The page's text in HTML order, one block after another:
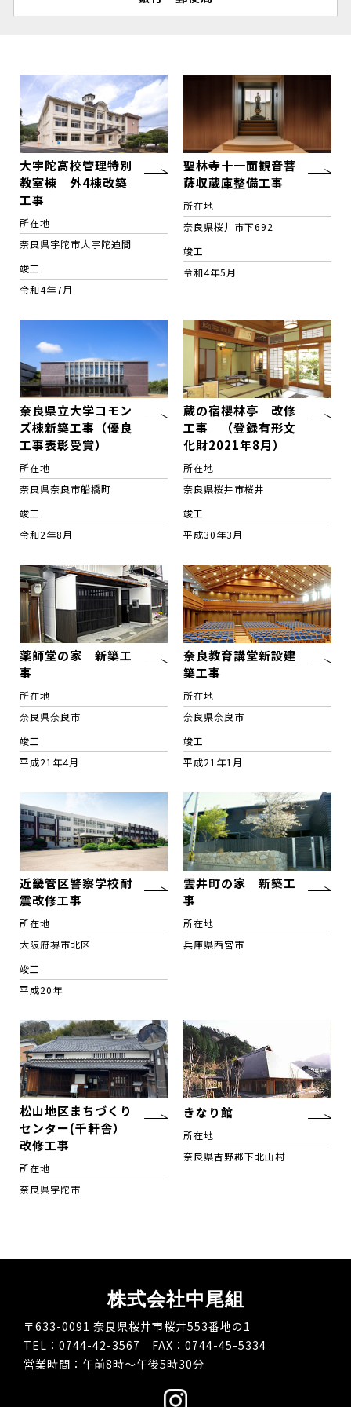
大宇陀高校管理特別
教室棟 外4棟改築
工事
所在地
奈良県宇陀市大宇陀迫間
竣工
令和4年7月
聖林寺十一面観音菩
薩収蔵庫整備工事
所在地
奈良県桜井市下692
竣工
令和4年5月
奈良県立大学コモン
ズ棟新築工事（優良
工事表彰受賞）
所在地
奈良県奈良市船橋町
竣工
令和2年8月
蔵の宿櫻林亭 改修
工事 （登録有形文
化財2021年8月）
所在地
奈良県桜井市桜井
竣工
平成30年3月
薬師堂の家 新築工
事
所在地
奈良県奈良市
竣工
平成21年4月
奈良教育講堂新設建
築工事
所在地
奈良県奈良市
竣工
平成21年1月
近畿管区警察学校耐
震改修工事
所在地
大阪府堺市北区
竣工
平成20年
雲井町の家 新築工
事
所在地
兵庫県西宮市
松山地区まちづくり
センター(千軒舎）
改修工事
所在地
奈良県宇陀市
きなり館
所在地
奈良県吉野郡下北山村
株式会社中尾組
〒633-0091 奈良県桜井市桜井553番地の1
TEL：0744-42-3567 FAX：0744-45-5334
営業時間：午前8時～午後5時30分